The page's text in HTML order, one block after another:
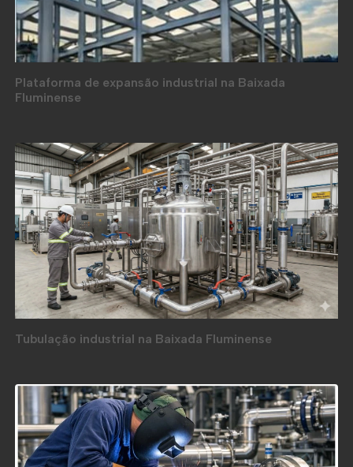
Plataforma de expansão industrial na Baixada
Fluminense
Tubulação industrial na Baixada Fluminense